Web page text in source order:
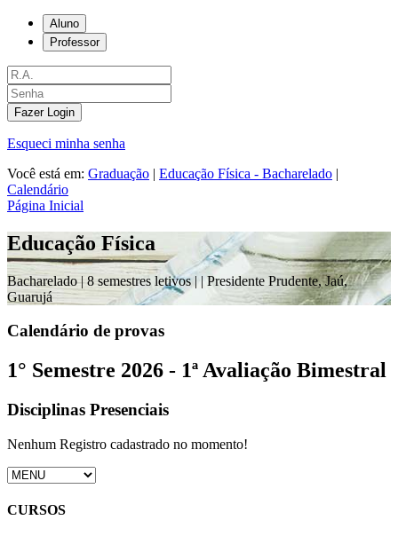
Aluno
Professor
Fazer Login
Esqueci minha senha
Você está em: Graduação | Educação Física - Bacharelado |
Calendário
Página Inicial
Educação Física
Bacharelado |8 semestres letivos || Presidente Prudente, Jaú,
Guarujá
Calendário de provas
1° Semestre 2026 - 1ª Avaliação Bimestral
Disciplinas Presenciais
Nenhum Registro cadastrado no momento!
CURSOS